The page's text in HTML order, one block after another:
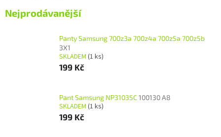
Nejprodávanější
Panty Samsung 700z3a 700z4a 700z5a 700z5b
3X1
SKLADEM (1 ks)
199 Kč
Pant Samsung NP31035C100130 A8
SKLADEM (1 ks)
199 Kč